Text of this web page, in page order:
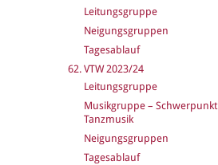
Leitungsgruppe
Neigungsgruppen
Tagesablauf
62. VTW 2023/24
Leitungsgruppe
Musikgruppe – Schwerpunkt
Tanzmusik
Neigungsgruppen
Tagesablauf